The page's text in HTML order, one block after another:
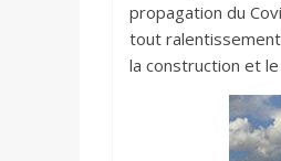
propagation du
tout
la construction et